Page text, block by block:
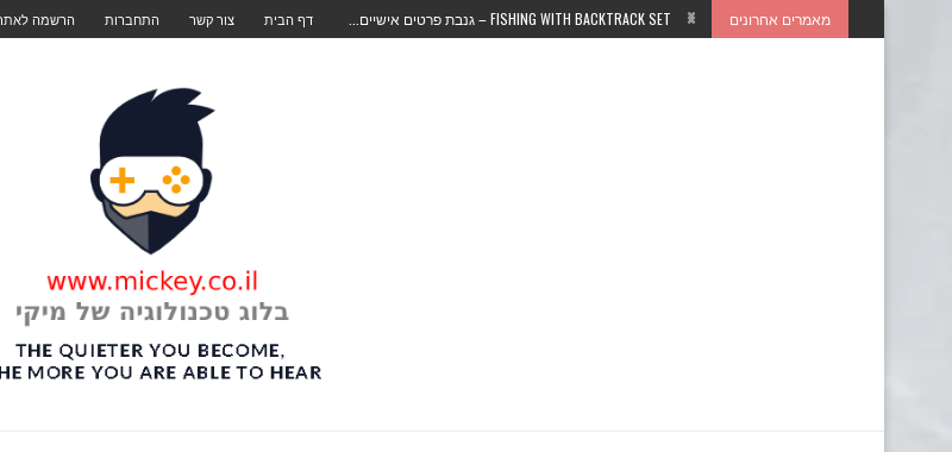
מאמרים אחרונים FISHING WITH BACKTRACK SET – גנבת פרטים אישיים... דף הבית צור קשר התחברות הרשמה